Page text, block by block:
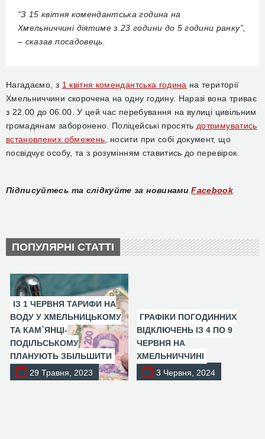
“З 15 квітня комендантська година на
Хмельниччинідіятиме з 23години до 5години ранку”,
– сказав посадовець
Нагадаємо, з 1 квітня комендантська година на території
Хмельниччини скорочена на одну годину. Наразі вона триває
з 22.00 до 06.00. У цей час перебування на вулиці цивільним
громадянам заборонено. Поліцейські просять дотримуватись
встановлених обмежень , носити при собі документ, що
посвідчує особу, та з розумінням ставитись до перевірок.
Підписуйтесь та слідкуйте за новинами Facebook
ПОПУЛЯРНІ СТАТТІ
ІЗ 1 ЧЕРВНЯ ТАРИФИ НА
ВОДУ У ХМЕЛЬНИЦЬКОМУ
ТА КАМ`ЯНЦІ-
ПОДІЛЬСЬКОМУ
ПЛАНУЮТЬ ЗБІЛЬШИТИ
29 Травня, 2023
ГРАФІКИ ПОГОДИННИХ
ВІДКЛЮЧЕНЬ ІЗ 4 ПО 9
ЧЕРВНЯ НА
ХМЕЛЬНИЧЧИНІ
3 Червня, 2024